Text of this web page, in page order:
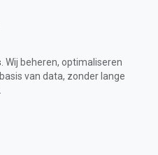
. Wij beheren, optimaliseren
van data, zonder lange